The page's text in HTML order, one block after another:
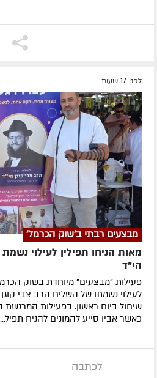
לפני 17 שעות
מבצעים רבתי ב'שוק הכרמל'
מאות הניחו תפילין לעילוי
הי”ד
פעילות "מבצעים" מיוחדת בשוק
לעילוי נשמתו של השליח הרב צבי
שיחול ביום ראשון. בפעילות המרגשת
כאשר אביו סייע להמונים להניח תפיל...
לכתבה